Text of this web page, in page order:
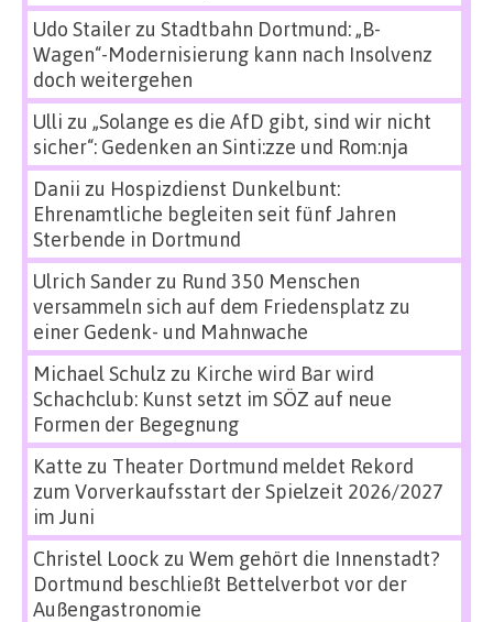
Udo Stailerzu Stadtbahn Dortmund: „B-
Wagen“-Modernisierung kann nach Insolvenz
doch weitergehen
Ulli zu „Solange es die AfD gibt, sind wir nicht
sicher“: Gedenken an Sinti:zze und Rom:nja
Danii zu Hospizdienst Dunkelbunt:
Ehrenamtliche begleiten seit fünf Jahren
Sterbende in Dortmund
Ulrich Sanderzu Rund 350 Menschen
versammeln sich auf dem Friedensplatz zu
einer Gedenk- und Mahnwache
Michael Schulz zu Kirche wird Bar wird
Schachclub: Kunst setzt im SÖZ auf neue
Formen der Begegnung
Katte zu Theater Dortmund meldet Rekord
zum Vorverkaufsstart der Spielzeit 2026/2027
im Juni
Christel Loock zu Wem gehört die Innenstadt?
Dortmund beschließt Bettelverbot vor der
Außengastronomie